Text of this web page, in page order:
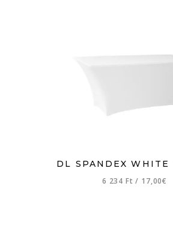
DL SPANDEX WHITE
6 234 Ft/ 17,00€